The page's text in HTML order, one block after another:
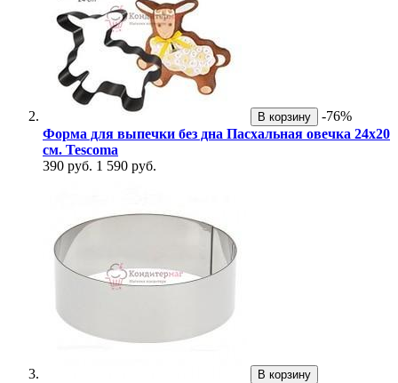
В корзину
-76%
Форма для выпечки без дна Пасхальная овечка 24х20
см. Tescoma
390 руб. 1 590 руб.
В корзину